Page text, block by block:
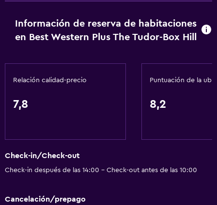
Nevera
Cafetera
Servicios básicos
Wifi disponible en todas las instalaciones
Alarma de humo
Información de reserva de habitaciones
en Best Western Plus The Tudor-Box Hill
Relación calidad-precio
7,8
Puntuación de la
8,2
Check-in/Check-out
Check-in después de las 14:00 - Check-out antes de las 10:00
Cancelación/prepago